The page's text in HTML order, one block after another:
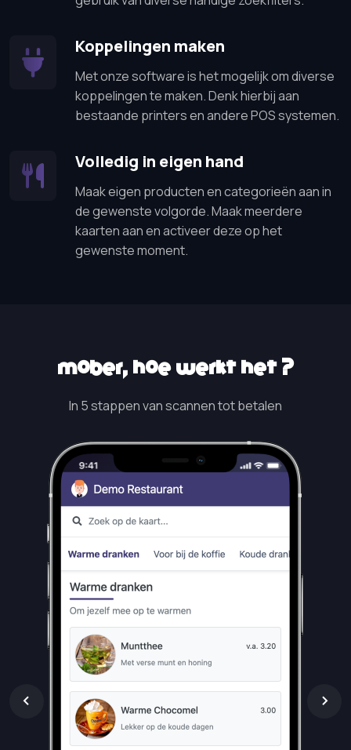
Koppelingen maken
Met onze software is het mogelijk om diverse
koppelingen te maken. Denk hierbij aan
bestaande printers en andere POS systemen.
Volledig in eigen hand
Maak eigen producten en categorieën aan in
de gewenste volgorde. Maak meerdere
kaarten aan en activeer deze op het
gewenste moment.
Mober, hoe werkt het?
In 5 stappen van scannen tot betalen